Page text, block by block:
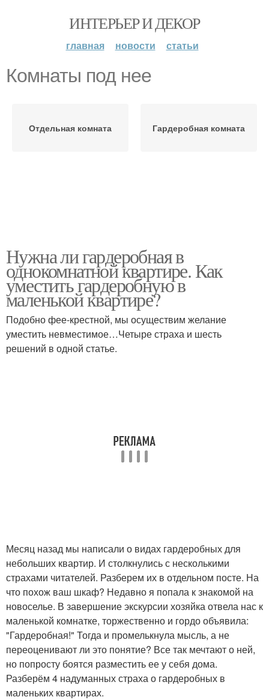
ИНТЕРЬЕР И ДЕКОР
главная новости статьи
Комнаты под нее
Отдельная комната Гардеробная комната
Нужна ли гардеробная в
однокомнатной квартире. Как
уместить гардеробную в
маленькой квартире?
Подобно фее-крестной, мы осуществим желание
уместить невместимое…Четыре страха и шесть
решений в одной статье.
Месяц назад мы написали о видах гардеробных для
небольших квартир. И столкнулись с несколькими
страхами читателей. Разберем их в отдельном посте. На
что похож ваш шкаф? Недавно я попала к знакомой на
новоселье. В завершение экскурсии хозяйка отвела нас к
маленькой комнатке, торжественно и гордо объявила:
"Гардеробная!" Тогда и промелькнула мысль, а не
переоценивают ли это понятие? Все так мечтают о ней,
но попросту боятся разместить ее у себя дома.
Разберём 4 надуманных страха о гардеробных в
маленьких квартирах.